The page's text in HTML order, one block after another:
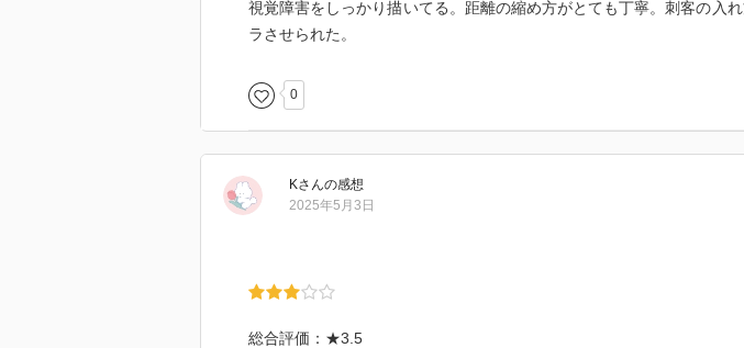
視覚障害をしっかり描いてる。距離の縮め方がとても丁寧。刺客の入
ラさせられた。
0
Kさんの感想
2025年5月3日
総合評価：★3.5